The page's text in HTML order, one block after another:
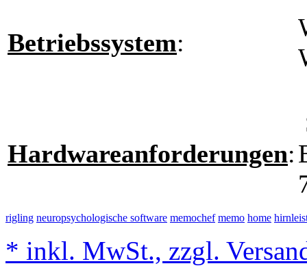
Betriebssystem:
Hardwareanforderungen:
rigling neuropsychologische software memochef memo home
* inkl. MwSt., zzgl.